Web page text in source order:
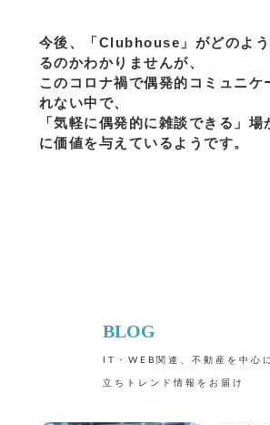
今後、「Clubhouse」がどのよ
るのかわかりませんが、
このコロナ禍で偶発的コミュニケ
れない中で、
「気軽に偶発的に雑談できる」場
に価値を与えているようです。
BLOG
IT・WEB関連、不動産を中心
立ちトレンド情報をお届け